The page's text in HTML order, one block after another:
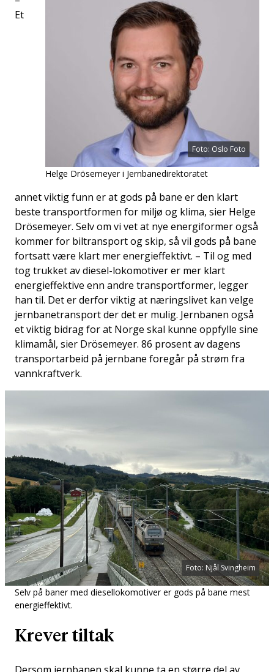
Foto: Oslo Foto
Helge Drösemeyer i Jernbanedirektoratet
Et
annet viktig funn er at gods på bane er den klart
beste transportformen for miljø og klima, sier Helge
Drösemeyer. Selv om vi vet at nye energiformer også
kommer for biltransport og skip, så vil gods på bane
fortsatt være klart mer energieffektivt. – Til og med
tog trukket av diesel-lokomotiver er mer klart
energieffektive enn andre transportformer, legger
han til. Det er derfor viktig at næringslivet kan velge
jernbanetransport der det er mulig. Jernbanen også
et viktig bidrag for at Norge skal kunne oppfylle sine
klimamål, sier Drösemeyer. 86 prosent av dagens
transportarbeid på jernbane foregår på strøm fra
vannkraftverk.
Foto: Njål Svingheim
Selv på baner med diesellokomotiver er gods på bane mest
energieffektivt.
Krever tiltak
Dersom jernbanen skal kunne ta en større del av